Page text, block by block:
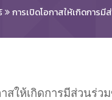
การเปิดโอกาสให้เกิดการมี
าสให้เกิดการมีส่วนร่